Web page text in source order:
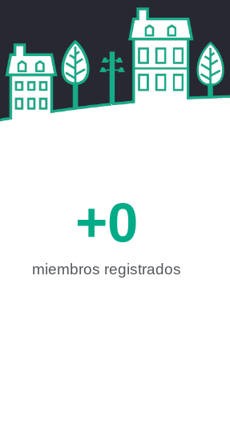
miembros registrados
+0